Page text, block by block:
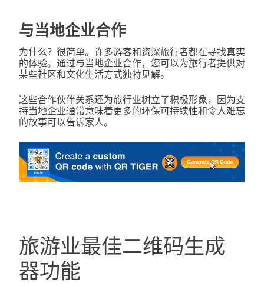
与当地企业合作
为什么？很简单。许多游客和资深旅行者都在寻找真实
的体验。通过与当地企业合作，您可以为旅行者提供对
某些社区和文化生活方式独特见解。
这些合作伙伴关系还为旅行业树立了积极形象，因为支
持当地企业通常意味着更多的环保可持续性和令人难忘
的故事可以告诉家人。
旅游业最佳二维码生成
器功能